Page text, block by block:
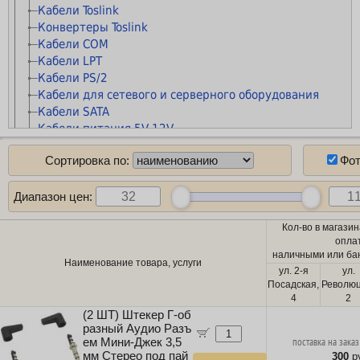
Патч-панели
Розетки сетевые внешние
Розетки сетевые
Рамки и монтажные элементы
Крепления для сетевого оборудования
Кабельные каналы
Гофры и металлорукава
Органайзеры для кабелей
Стяжки для кабелей
Маркеры сетевые
Батарейки "Крона"
Батарейки "Таблетки"
Батарейки прочие
Расходные материалы STAR
Расходные материалы прочие
Материалы для обслуживания принтеров
Чистящие средства
Кабели Toslink
Конвертеры Toslink
Кабели COM
Кабели LPT
Кабели PS/2
Кабели для сетевого и серверного оборудования
Кабели SATA
Кабели питания 5V-12V
Кабели питания 220V
Кабели антенные
Кабель коаксиальный (бухты)
Кабель сетевой (патч-корды)
Кабель сетевой (бухты)
Аксессуары для майнинга
Стяжки для кабелей
Кабели и переходники прочие
Программное обеспечение
Сортировка по:
Диапазон цен:
Наименование товара, услуги
Кол-во в
наличными или
ул. 2-я
Посадская,
4
ул.
2
(2 ШТ) Штекер Г-об
разный Аудио Разъ
ем Мини-Джек 3,5
мм Стерео под пай
поставка на
300